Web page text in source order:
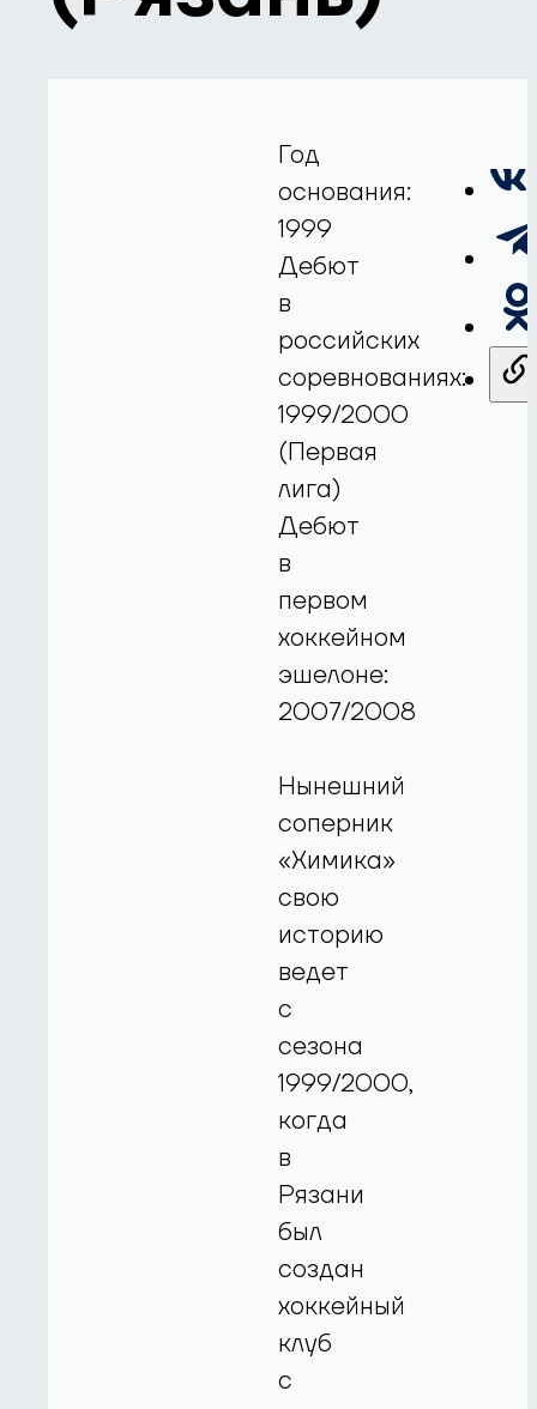
Год
основания:
1999
Дебют
в
российских
соревнованиях:
1999/2000
(Первая
лига)
Дебют
в
первом
хоккейном
эшелоне:
2007/2008
Нынешний
соперник
«Химика»
свою
историю
ведет
с
сезона
1999/2000,
когда
в
Рязани
был
создан
хоккейный
клуб
с